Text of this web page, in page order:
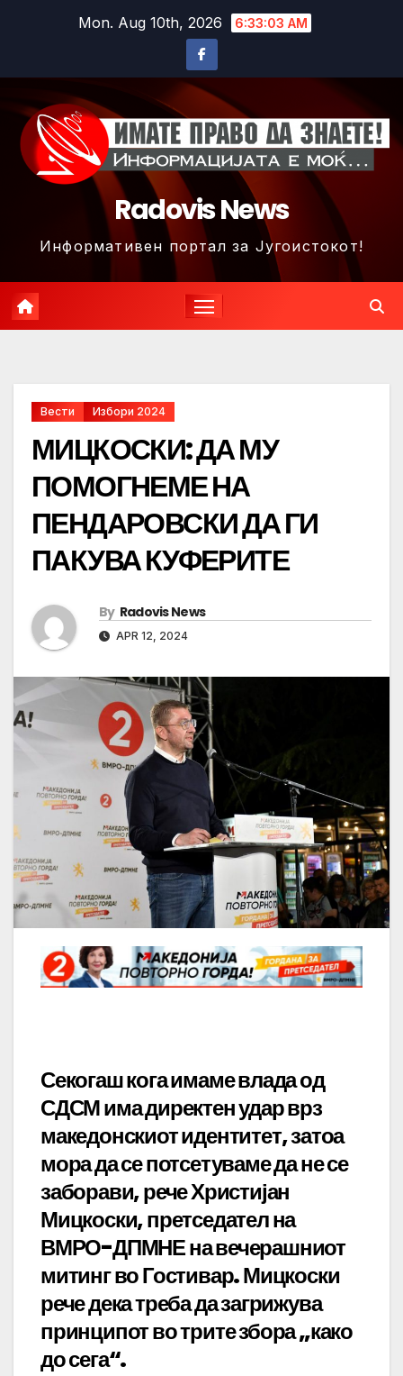
Mon. Aug 10th, 2026 6:33:06 AM
Radovis News
Информативен портал за Југоистокот!
Вести Избори 2024
МИЦКОСКИ: ДА МУ
ПОМОГНЕМЕ НА
ПЕНДАРОВСКИ ДА ГИ
ПАКУВА КУФЕРИТЕ
By Radovis News
APR 12, 2024
Секогаш кога имаме влада од
СДСМ има директен удар врз
македонскиот идентитет, затоа
мора да се потсетуваме да не се
заборави, рече Христијан
Мицкоски, претседател на
ВМРО-ДПМНЕ на вечерашниот
митинг во Гостивар. Мицкоски
рече дека треба да загрижува
принципот во трите збора „како
до сега“.